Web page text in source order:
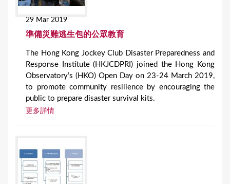
29 Mar 2019
準備災難逃生包的公眾教育
The Hong Kong Jockey Club Disaster Preparedness and
Response Institute (HKJCDPRI) joined the Hong Kong
Observatory’s (HKO) Open Day on 23-24 March 2019,
to promote community resilience by encouraging the
public to prepare disaster survival kits.
更多詳情